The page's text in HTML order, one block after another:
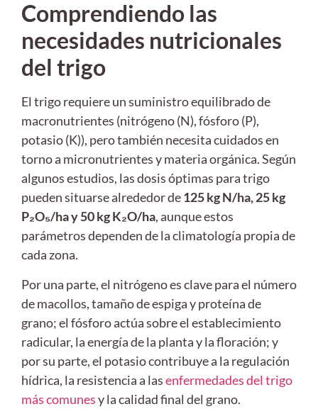
Comprendiendo las
necesidades nutricionales
del trigo
El trigo requiere un suministro equilibrado de
macronutrientes (nitrógeno (N), fósforo (P),
potasio (K)), pero también necesita cuidados en
torno a micronutrientes y materia orgánica. Según
algunos estudios, las dosis óptimas para trigo
pueden situarse alrededor de125 kg N/ha, 25 kg
P₂O₅/ha y 50 kg K₂O/ha, aunque estos
parámetros dependen de la climatología propia de
cada zona.
Por una parte, el nitrógeno es clave para el número
de macollos, tamaño de espiga y proteína de
grano; el fósforo actúa sobre el establecimiento
radicular, la energía de la planta y la floración; y
por su parte, el potasio contribuye a la regulación
hídrica, la resistencia a lasenfermedades del trigo
más comunesy la calidad final del grano.